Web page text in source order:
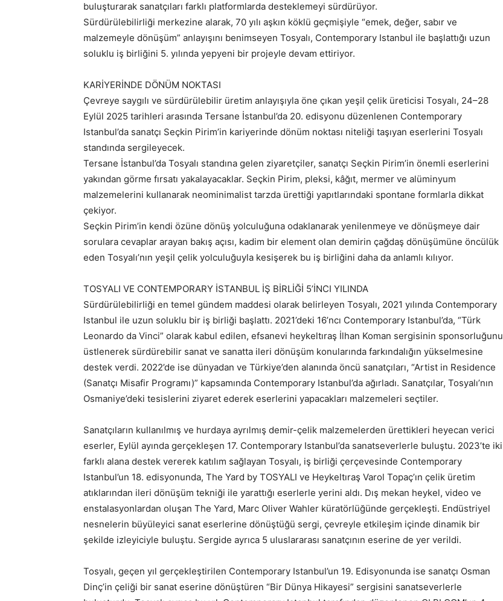
buluşturarak sanatçıları farklı platformlarda desteklemeyi sürdürüyor.
Sürdürülebilirliği merkezine alarak, 70 yılı aşkın köklü geçmişiyle “emek, değer, sabır ve
malzemeyle dönüşüm” anlayışını benimseyen Tosyalı, Contemporary Istanbul ile başlattığı uzun
soluklu iş birliğini 5. yılında yepyeni bir projeyle devam ettiriyor.
KARİYERİNDE DÖNÜM NOKTASI
Çevreye saygılı ve sürdürülebilir üretim anlayışıyla öne çıkan yeşil çelik üreticisi Tosyalı, 24–28
Eylül 2025 tarihleri arasında Tersane İstanbul’da 20. edisyonu düzenlenen Contemporary
Istanbul’da sanatçı Seçkin Pirim’in kariyerinde dönüm noktası niteliği taşıyan eserlerini Tosyalı
standında sergileyecek.
Tersane İstanbul’da Tosyalı standına gelen ziyaretçiler, sanatçı Seçkin Pirim’in önemli eserlerini
yakından görme fırsatı yakalayacaklar. Seçkin Pirim, pleksi, kâğıt, mermer ve alüminyum
malzemelerini kullanarak neominimalist tarzda ürettiği yapıtlarındaki spontane formlarla dikkat
çekiyor.
Seçkin Pirim’in kendi özüne dönüş yolculuğuna odaklanarak yenilenmeye ve dönüşmeye dair
sorulara cevaplar arayan bakış açısı, kadim bir element olan demirin çağdaş dönüşümüne öncülük
eden Tosyalı’nın yeşil çelik yolculuğuyla kesişerek bu iş birliğini daha da anlamlı kılıyor.
TOSYALI VE CONTEMPORARY İSTANBUL İŞ BİRLİĞİ 5’İNCI YILINDA
Sürdürülebilirliği en temel gündem maddesi olarak belirleyen Tosyalı, 2021 yılında Contemporary
Istanbul ile uzun soluklu bir iş birliği başlattı. 2021’deki 16’ncı Contemporary Istanbul’da, “Türk
Leonardo da Vinci” olarak kabul edilen, efsanevi heykeltıraş İlhan Koman sergisinin sponsorluğunu
üstlenerek sürdürebilir sanat ve sanatta ileri dönüşüm konularında farkındalığın yükselmesine
destek verdi. 2022’de ise dünyadan ve Türkiye’den alanında öncü sanatçıları, “Artist in Residence
(Sanatçı Misafir Programı)” kapsamında Contemporary Istanbul’da ağırladı. Sanatçılar, Tosyalı’nın
Osmaniye’deki tesislerini ziyaret ederek eserlerini yapacakları malzemeleri seçtiler.
Sanatçıların kullanılmış ve hurdaya ayrılmış demir-çelik malzemelerden ürettikleri heyecan verici
eserler, Eylül ayında gerçekleşen 17. Contemporary Istanbul’da sanatseverlerle buluştu. 2023’te iki
farklı alana destek vererek katılım sağlayan Tosyalı, iş birliği çerçevesinde Contemporary
Istanbul’un 18. edisyonunda, The Yard by TOSYALI ve Heykeltıraş Varol Topaç’ın çelik üretim
atıklarından ileri dönüşüm tekniği ile yarattığı eserlerle yerini aldı. Dış mekan heykel, video ve
enstalasyonlardan oluşan The Yard, Marc Oliver Wahler küratörlüğünde gerçekleşti. Endüstriyel
nesnelerin büyüleyici sanat eserlerine dönüştüğü sergi, çevreyle etkileşim içinde dinamik bir
şekilde izleyiciyle buluştu. Sergide ayrıca 5 uluslararası sanatçının eserine de yer verildi.
Tosyalı, geçen yıl gerçekleştirilen Contemporary Istanbul’un 19. Edisyonunda ise sanatçı Osman
Dinç’in çeliği bir sanat eserine dönüştüren “Bir Dünya Hikayesi” sergisini sanatseverlerle